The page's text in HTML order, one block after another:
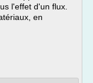
l'effet d'un flux.
en